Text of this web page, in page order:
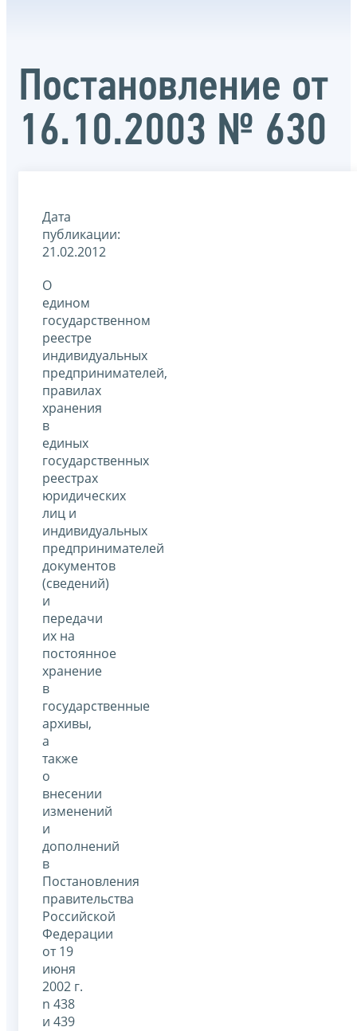
Постановление от
16.10.2003 № 630
Дата
публикации:
21.02.2012
О
едином
государственном
реестре
индивидуальных
предпринимателей,
правилах
хранения
в
единых
государственных
реестрах
юридических
лиц и
индивидуальных
предпринимателей
документов
(сведений)
и
передачи
их на
постоянное
хранение
в
государственные
архивы,
а
также
о
внесении
изменений
и
дополнений
в
Постановления
правительства
Российской
Федерации
от 19
июня
2002 г.
n 438
и 439